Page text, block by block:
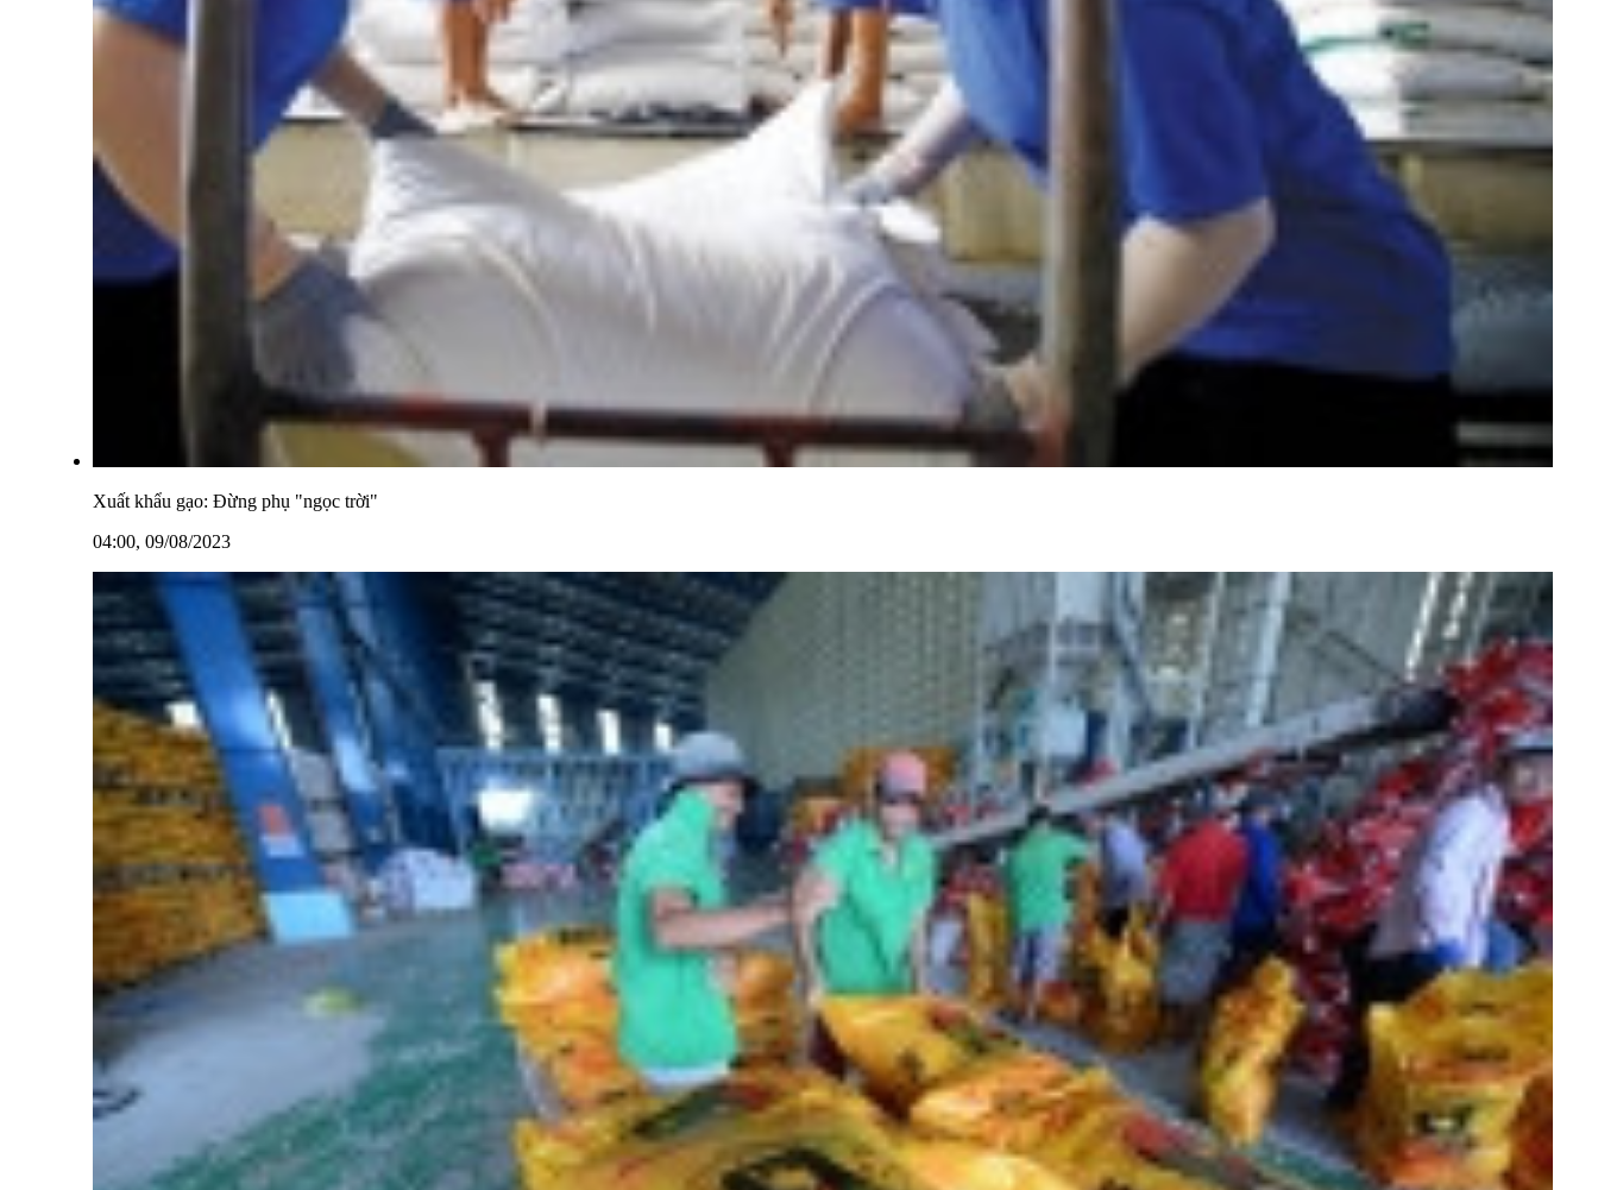
Xuất khẩu gạo: Đừng phụ "ngọc trời"
04:00, 09/08/2023